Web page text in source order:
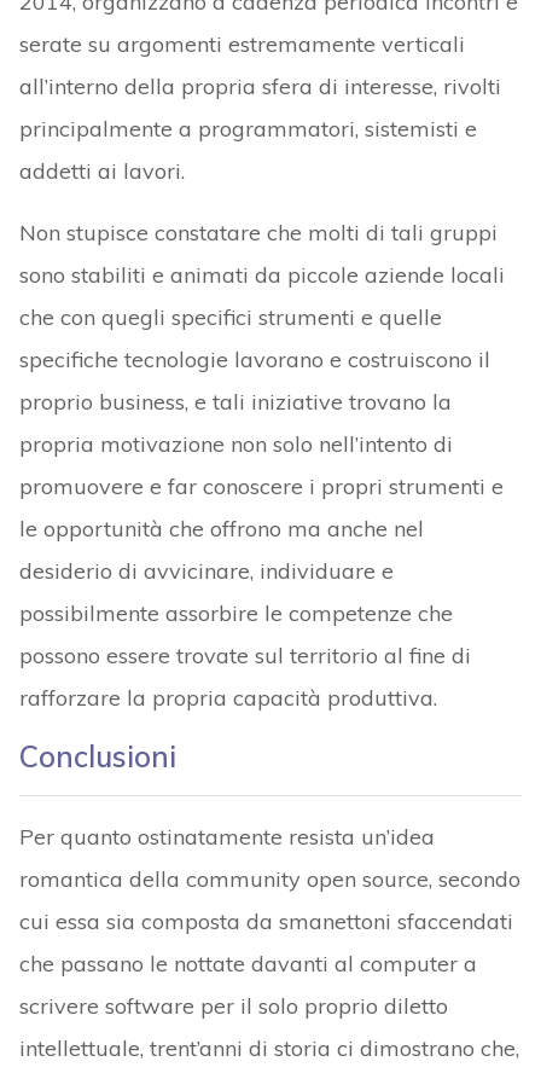
serate su argomenti estremamente verticali
all’interno della propria sfera di interesse, rivolti
principalmente a programmatori, sistemisti e
addetti ai lavori.
Non stupisce constatare che molti di tali gruppi
sono stabiliti e animati da piccole aziende locali
che con quegli specifici strumenti e quelle
specifiche tecnologie lavorano e costruiscono il
proprio business, e tali iniziative trovano la
propria motivazione non solo nell’intento di
promuovere e far conoscere i propri strumenti e
le opportunità che offrono ma anche nel
desiderio di avvicinare, individuare e
possibilmente assorbire le competenze che
possono essere trovate sul territorio al fine di
rafforzare la propria capacità produttiva.
Conclusioni
Per quanto ostinatamente resista un’idea
romantica della community open source, secondo
cui essa sia composta da smanettoni sfaccendati
che passano le nottate davanti al computer a
scrivere software per il solo proprio diletto
intellettuale, trent’anni di storia ci dimostrano che,